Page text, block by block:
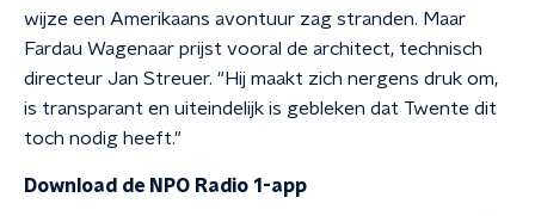
wijze een Amerikaans avontuur zag stranden. Maar
Fardau Wagenaar prijst vooral de architect, technisch
directeur Jan Streuer. "Hij maakt zich nergens druk om,
is transparant en uiteindelijk is gebleken dat Twente dit
toch nodig heeft."
Download de NPO Radio 1-app